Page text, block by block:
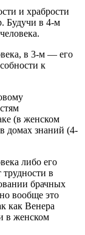
и храбрости
Будучи в 4-м
в 3-м — его
к
(в женском
домах знаний (4-
либо его
в
брачных
вообще это
как Венера
в женском